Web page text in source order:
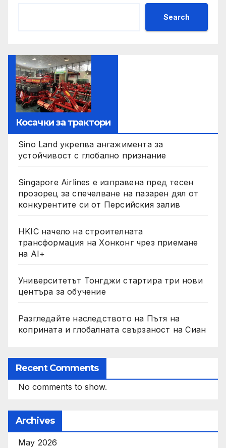
Search
Косачки за трактори
Sino Land укрепва ангажимента за
устойчивост с глобално признание
Singapore Airlines е изправена пред тесен
прозорец за спечелване на пазарен дял от
конкурентите си от Персийския залив
HKIC начело на строителната
трансформация на Хонконг чрез приемане
на AI+
Университетът Тонгджи стартира три нови
центъра за обучение
Разгледайте наследството на Пътя на
коприната и глобалната свързаност на Сиан
Recent Comments
No comments to show.
Archives
May 2026